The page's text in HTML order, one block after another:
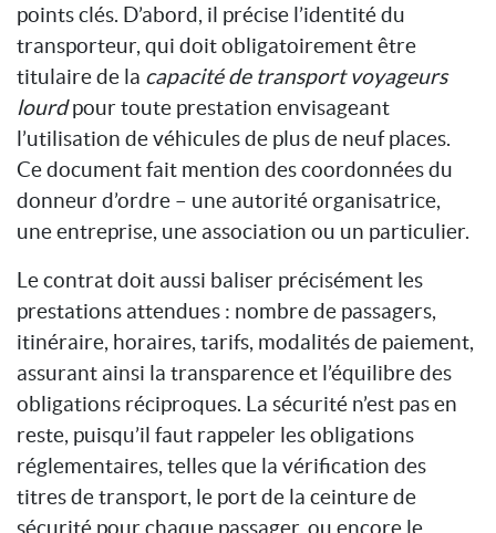
points clés. D’abord, il précise l’identité du
transporteur, qui doit obligatoirement être
titulaire de la capacité de transport voyageurs
lourdpour toute prestation envisageant
l’utilisation de véhicules de plus de neuf places.
Ce document fait mention des coordonnées du
donneur d’ordre – une autorité organisatrice,
une entreprise, une association ou un particulier.
Le contrat doit aussi baliser précisément les
prestations attendues : nombre de passagers,
itinéraire, horaires, tarifs, modalités de paiement,
assurant ainsi la transparence et l’équilibre des
obligations réciproques. La sécurité n’est pas en
reste, puisqu’il faut rappeler les obligations
réglementaires, telles que la vérification des
titres de transport, le port de la ceinture de
sécurité pour chaque passager, ou encore le